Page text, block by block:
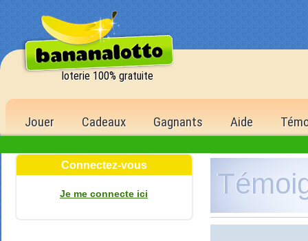
loterie 100% gratuite
Jouer Cadeaux Gagnants Aide
Connectez-vous
Je me connecte ici